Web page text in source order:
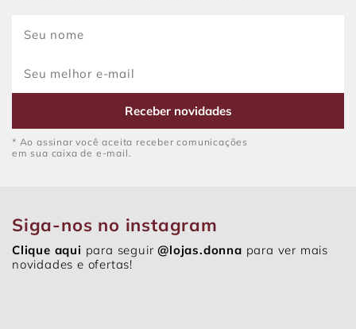
Receber novidades
* Ao assinar você aceita receber comunicações
em sua caixa de e-mail.
Siga-nos no instagram
Clique aqui para seguir@lojas.donna para ver mais
novidades e ofertas!